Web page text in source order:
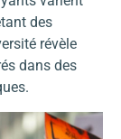
des
révèle
dans des